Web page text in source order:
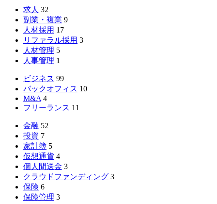
求人 32
副業・複業 9
人材採用 17
リファラル採用 3
人材管理 5
人事管理 1
ビジネス 99
バックオフィス 10
M&A 4
フリーランス 11
金融 52
投資 7
家計簿 5
仮想通貨 4
個人間送金 3
クラウドファンディング 3
保険 6
保険管理 3